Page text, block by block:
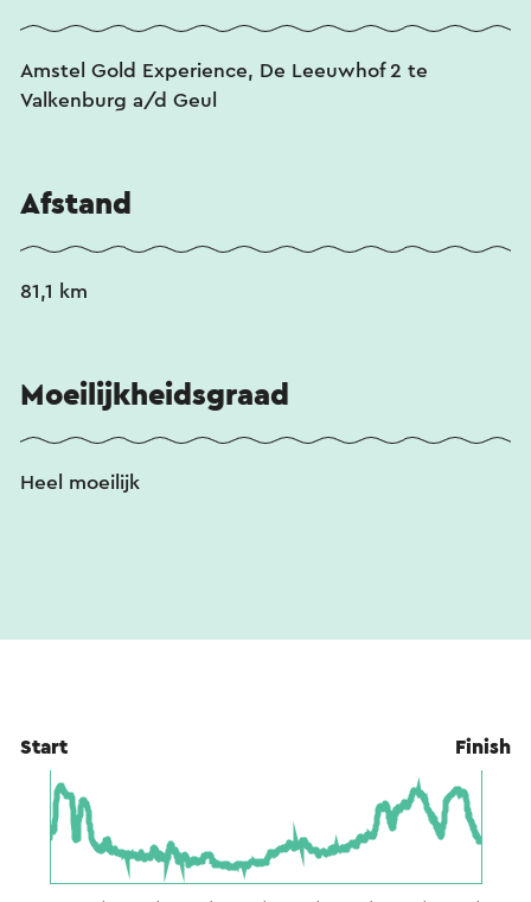
Amstel Gold Experience, De Leeuwhof 2 te
Valkenburg a/d Geul
Afstand
81,1 km
Moeilijkheidsgraad
Heel moeilijk
Start Finish